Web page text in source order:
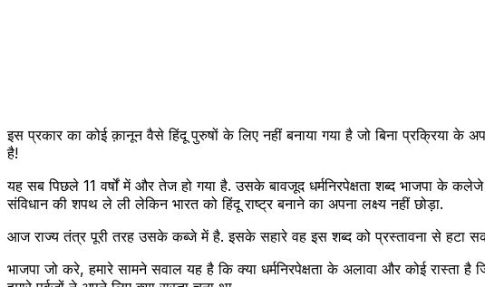
इस प्रकार का कोई क़ानून वैसे हिंदू पुरुषों के लिए नहीं बनाया गया है जो बिना प्रक्रिया
है!
यह सब पिछले 11 वर्षों में और तेज हो गया है. उसके बावजूद धर्मनिरपेक्षता शब्द भाजपा के
संविधान की शपथ ले ली लेकिन भारत को हिंदू राष्ट्र बनाने का अपना लक्ष्य नहीं छोड़ा.
आज राज्य तंत्र पूरी तरह उसके कब्जे में है. इसके सहारे वह इस शब्द को प्रस्तावना से हटा
भाजपा जो करे, हमारे सामने सवाल यह है कि क्या धर्मनिरपेक्षता के अलावा और कोई